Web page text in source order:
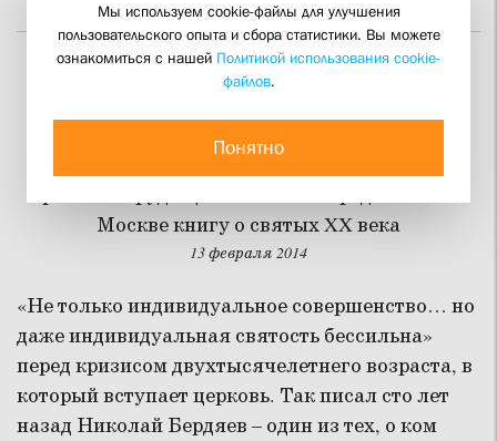
Учителя святости
христиан трудящихся Италии представили в
Москве книгу о святых XX века
13 февраля 2014
«Не только индивидуальное совершенство… но
даже индивидуальная святость бессильна»
перед кризисом двухтысячелетнего возраста, в
который вступает церковь. Так писал сто лет
назад Николай Бердяев – один из тех, о ком
Мы используем cookie-файлы для улучшения
пользовательского опыта и сбора статистики. Вы можете
ознакомиться с нашей Политикой использования cookie-
файлов.
Понятно